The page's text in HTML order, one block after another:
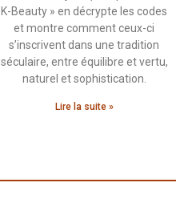
K-Beauty » en décrypte les codes
et montre comment ceux-ci
s’inscrivent dans une tradition
séculaire, entre équilibre et vertu,
naturel et sophistication.
Lire la suite »